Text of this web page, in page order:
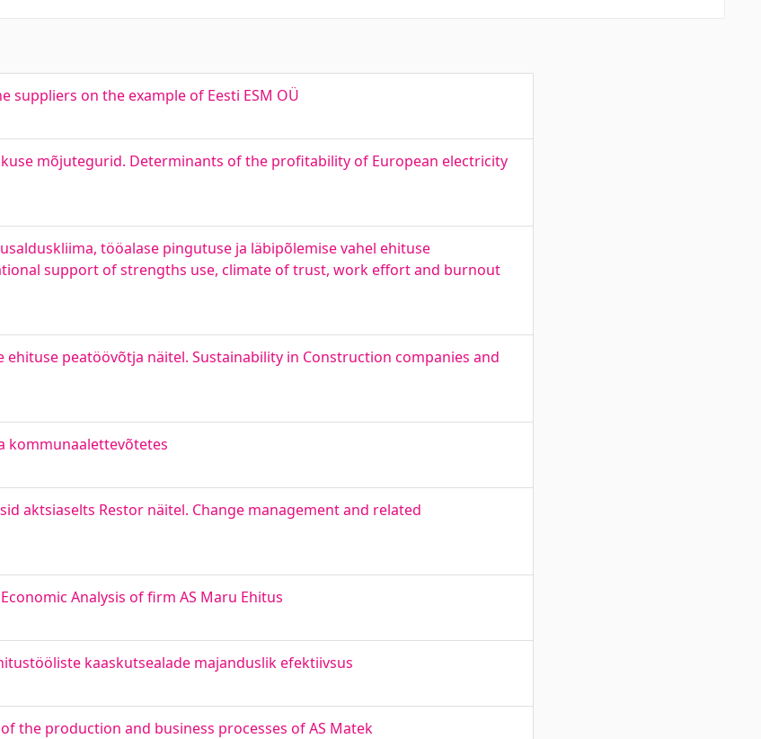
suppliers on the example of Eesti ESM OÜ
mõjutegurid. Determinants of the profitability of European electricity
tööalase pingutuse ja läbipõlemise vahel ehituse
support of strengths use, climate of trust, work effort and burnout
peatöövõtja näitel. Sustainability in Construction companies and
kommunaalettevõtetes
aktsiaselts Restor näitel. Change management and related
Analysis of firm AS Maru Ehitus
kaaskutsealade majanduslik efektiivsus
the production and business processes of AS Matek